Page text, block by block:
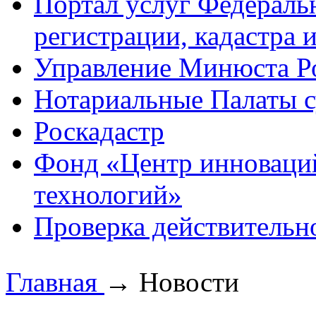
регистрации, кадастра
Управление Минюста
Нотариальные Палаты
Роскадастр
Фонд «Центр
технологий»
Проверка
Главная → Новости